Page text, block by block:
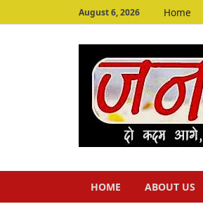
August 6, 2026 Home
HOME ABOUT US